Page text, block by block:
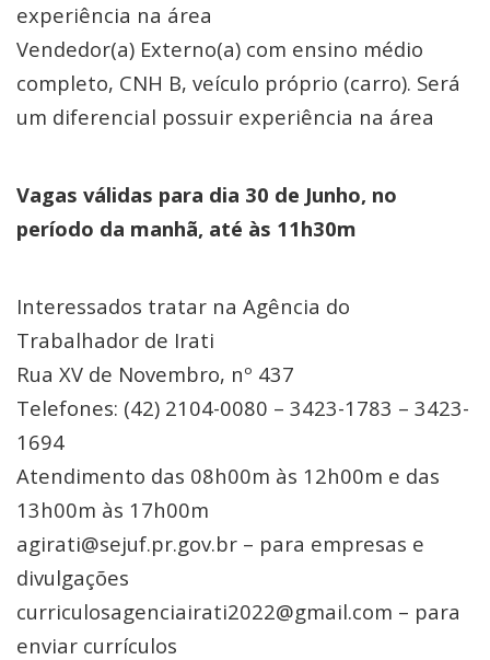
experiência na área
Vendedor(a) Externo(a) com ensino médio
completo, CNH B, veículo próprio (carro). Será
um diferencial possuir experiência na área
Vagas válidas para dia 30 de Junho, no
período da manhã, até às 11h30m
Interessados tratar na Agência do
Trabalhador de Irati
Rua XV de Novembro, nº 437
Telefones: (42) 2104-0080 – 3423-1783 – 3423-
1694
Atendimento das 08h00m às 12h00m e das
13h00m às 17h00m
agirati@sejuf.pr.gov.br – para empresas e
divulgações
curriculosagenciairati2022@gmail.com – para
enviar currículos